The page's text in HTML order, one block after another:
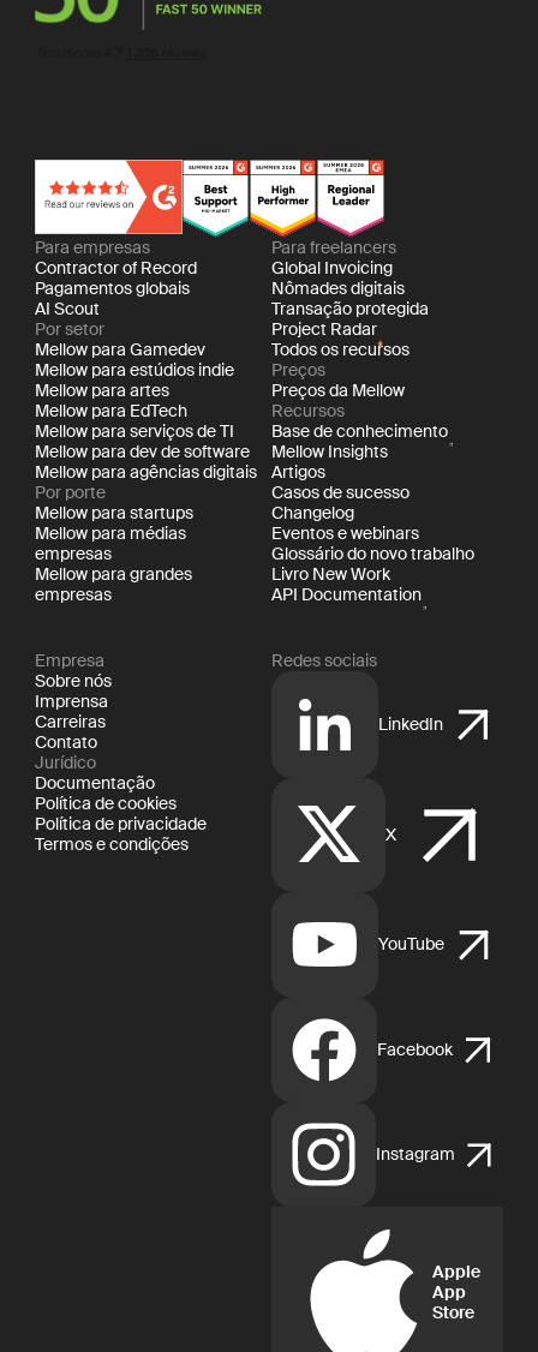
Para empresas
Contractor of Record
Pagamentos globais
AI Scout
Por setor
Mellow para Gamedev
Mellow para estúdios indie
Mellow para artes
Mellow para EdTech
Mellow para serviços de TI
Mellow para dev de software
Mellow para agências digitais
Por porte
Mellow para startups
Mellow para médias
empresas
Mellow para grandes
empresas
Para freelancers
Global Invoicing
Nômades digitais
Transação protegida
Project Radar
Todos os recursos
Preços
Preços da Mellow
Recursos
Base de conhecimento
Mellow Insights
Artigos
Casos de sucesso
Changelog
Eventos e webinars
Glossário do novo trabalho
Livro New Work
API Documentation
Empresa
Sobre nós
Imprensa
Carreiras
Contato
Jurídico
Documentação
Política de cookies
Política de privacidade
Termos e condições
Redes sociais
LinkedIn
X
YouTube
Facebook
Instagram
Apple
App
Store